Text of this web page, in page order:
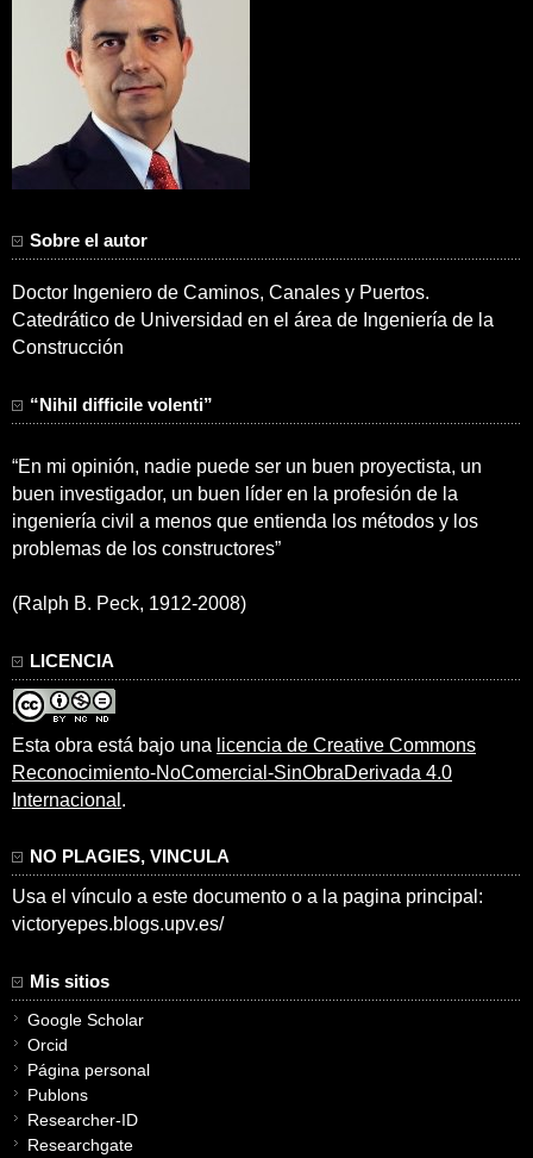
Sobre el autor
Doctor Ingeniero de Caminos, Canales y Puertos.
Catedrático de Universidad en el área de Ingeniería de la
Construcción
“Nihil difficile volenti”
“En mi opinión, nadie puede ser un buen proyectista, un
buen investigador, un buen líder en la profesión de la
ingeniería civil a menos que entienda los métodos y los
problemas de los constructores”
(Ralph B. Peck, 1912-2008)
LICENCIA
Esta obra está bajo una licencia de Creative Commons
Reconocimiento-NoComercial-SinObraDerivada 4.0
Internacional .
NO PLAGIES, VINCULA
Usa el vínculo a este documento o a la pagina principal:
victoryepes.blogs.upv.es/
Mis sitios
Google Scholar
Orcid
Página personal
Publons
Researcher-ID
Researchgate